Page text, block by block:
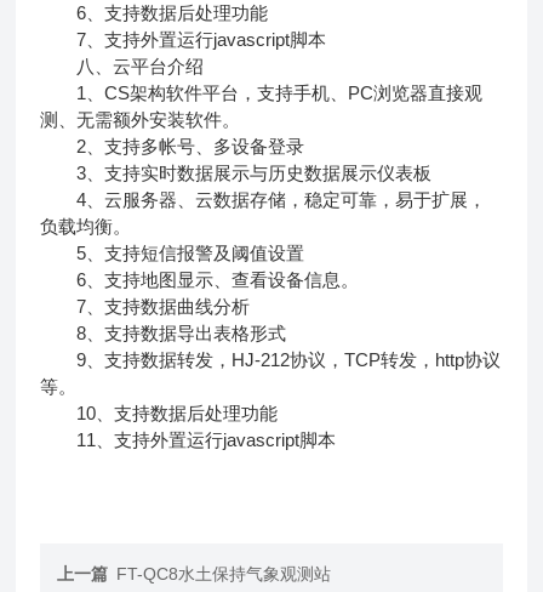
6、支持数据后处理功能
7、支持外置运行javascript脚本
八、云平台介绍
1、CS架构软件平台，支持手机、PC浏览器直接观
测、无需额外安装软件。
2、支持多帐号、多设备登录
3、支持实时数据展示与历史数据展示仪表板
4、云服务器、云数据存储，稳定可靠，易于扩展，
负载均衡。
5、支持短信报警及阈值设置
6、支持地图显示、查看设备信息。
7、支持数据曲线分析
8、支持数据导出表格形式
9、支持数据转发，HJ-212协议，TCP转发，http协议
等。
10、支持数据后处理功能
11、支持外置运行javascript脚本
上一篇 FT-QC8水土保持气象观测站